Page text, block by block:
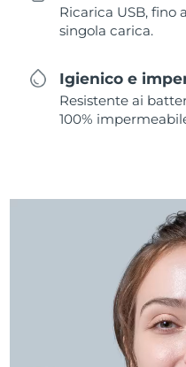
Ricarica USB, fino
singola carica.
Igienico e
Resistente ai
100%